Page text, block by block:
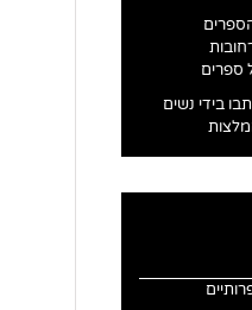
ספרים
בידי נשים